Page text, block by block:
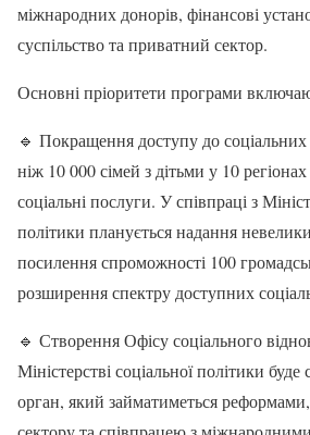
міжнародних донорів, фінансові
суспільство та приватний сектор.
Основні пріоритети програми
🔹 Покращення доступу до
ніж 10 000 сімей з дітьми у 10
соціальні послуги. У співпраці з
політики планується надання
посилення спроможності 100
розширення спектру доступних
🔹 Створення Офісу соціального
Міністерстві соціальної політики
орган, який займатиметься